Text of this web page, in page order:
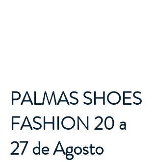
PALMAS SHOES
FASHION 20 a
27 de Agosto